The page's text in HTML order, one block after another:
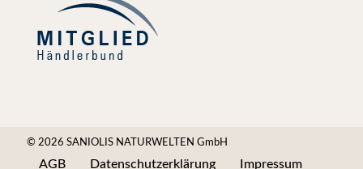
© 2026 SANIOLIS NATURWELTEN GmbH
AGB Datenschutzerklärung Impressum